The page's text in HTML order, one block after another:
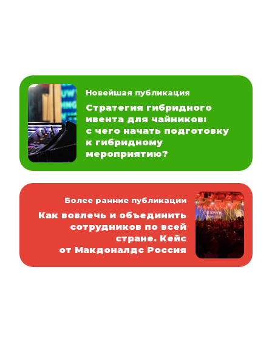
Новейшая публикация
Стратегия гибридного
ивента для чайников:
с чего начать подготовку
к гибридному
мероприятию?
Более ранние публикации
Как вовлечь и объединить
сотрудников по всей
стране. Кейс
от Макдоналдс Россия